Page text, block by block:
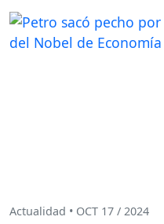
Actualidad • OCT 17 / 2024